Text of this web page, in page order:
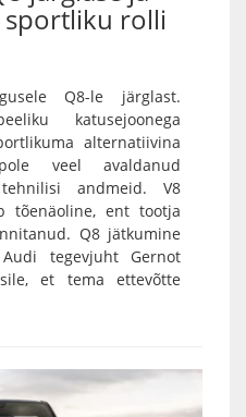
rolli
Q8-le järglast.
katusejoonega
alternatiivina
veel avaldanud
andmeid. V8
tõenäoline, ent tootja
Q8 jätkumine
tegevjuht Gernot
et tema ettevõtte